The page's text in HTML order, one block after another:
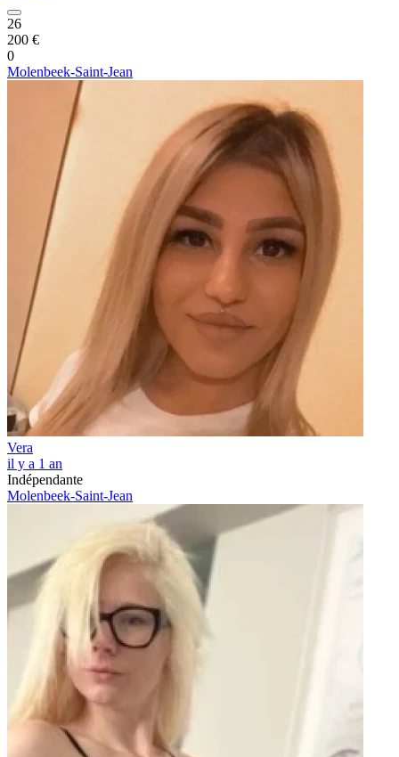
26
200 €
0
Molenbeek-Saint-Jean
Vera
il y a 1 an
Indépendante
Molenbeek-Saint-Jean